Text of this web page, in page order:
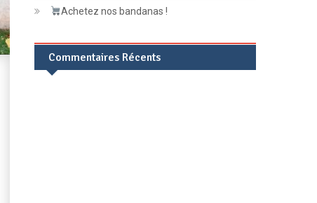
Achetez nos bandanas !
Commentaires Récents